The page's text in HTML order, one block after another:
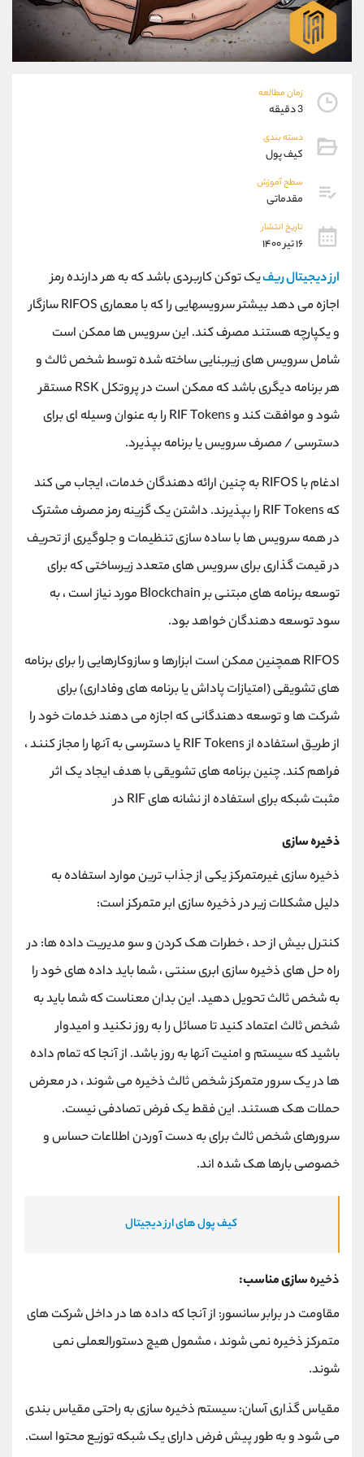
زمان مطالعه
3 دقیقه
دسته بندی
کیف پول
سطح آموزش
مقدماتی
تاریخ انتشار
۱۶ تیر ۱۴۰۰
ارز دیجیتال ریفیک توکن کاربردی باشد که به هر دارنده رمز
اجازه می دهد بیشتر سرویسهایی را که با معماری RIFOS سازگار
و یکپارچه هستند مصرف کند. این سرویس ها ممکن است
شامل سرویس های زیربنایی ساخته شده توسط شخص ثالث و
هر برنامه دیگری باشد که ممکن است در پروتکل RSK مستقر
شود و موافقت کند و RIF Tokens را به عنوان وسیله ای برای
دسترسی / مصرف سرویس یا برنامه بپذیرد.
ادغام با RIFOS به چنین ارائه دهندگان خدمات، ایجاب می کند
که RIF Tokens را بپذیرند. داشتن یک گزینه رمز مصرف مشترک
در همه سرویس ها با ساده سازی تنظیمات و جلوگیری از تحریف
در قیمت گذاری برای سرویس های متعدد زیرساختی که برای
توسعه برنامه های مبتنی بر Blockchain مورد نیاز است ، به
سود توسعه دهندگان خواهد بود.
RIFOS همچنین ممکن است ابزارها و سازوکارهایی را برای برنامه
های تشویقی (امتیازات پاداش یا برنامه های وفاداری) برای
شرکت ها و توسعه دهندگانی که اجازه می دهند خدمات خود را
از طریق استفاده از RIF Tokens یا دسترسی به آنها را مجاز کنند ،
فراهم کند. چنین برنامه های تشویقی با هدف ایجاد یک اثر
مثبت شبکه برای استفاده از نشانه های RIF در
ذخیره سازی
ذخیره سازی غیرمتمرکز یکی از جذاب ترین موارد استفاده به
دلیل مشکلات زیر در ذخیره سازی ابر متمرکز است:
کنترل بیش از حد ، خطرات هک کردن و سو مدیریت داده ها: در
راه حل های ذخیره سازی ابری سنتی ، شما باید داده های خود را
به شخص ثالث تحویل دهید. این بدان معناست که شما باید به
شخص ثالث اعتماد کنید تا مسائل را به روز نکنید و امیدوار
باشید که سیستم و امنیت آنها به روز باشد. از آنجا که تمام داده
ها در یک سرور متمرکز شخص ثالث ذخیره می شوند ، در معرض
حملات هک هستند. این فقط یک فرض تصادفی نیست.
سرورهای شخص ثالث برای به دست آوردن اطلاعات حساس و
خصوصی بارها هک شده اند.
کیف پول های ارز دیجیتال
ذخیرهسازی مناسب:
مقاومت در برابر سانسور: از آنجا که داده ها در داخل شرکت های
متمرکز ذخیره نمی شوند ، مشمول هیچ دستورالعملی نمی
شوند.
مقیاس گذاری آسان: سیستم ذخیره سازی به راحتی مقیاس بندی
می شود و به طور پیش فرض دارای یک شبکه توزیع محتوا است.
09304891085
واتساپ شروع گفتگو
تلگرام @Armteam_admin_103
داخلی 103
پشتیبان فروش
واتساپ
داخلی
اطلاعات تماس (دفتر فروش)
021-22021030
تلفن 021-22021040
بدون پیش شماره 90001030
اینستاگرام @alireza.mehrabii
@alirezamehrabi_com
کانال بله @alirezamehrabi_official